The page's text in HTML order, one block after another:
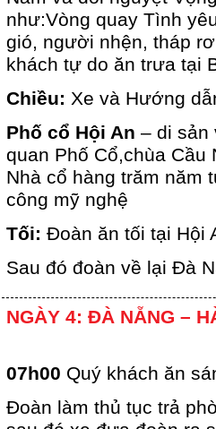
như:Vòng quay Tình
gió, người nhện, tháp
khách tự do ăn trưa tại
Chiều: Xe và Hướng
Phố cổ Hội An – di sản
quan Phố Cổ,chùa Cầu
Nhà cổ hàng trăm năm
công mỹ nghệ
Tối: Đoàn ăn tối tại Hội
Sau đó đoàn về lại Đà
NGÀY 4: ĐÀ NẴNG –
07h00 Quý khách ăn
Đoàn làm thủ tục trả